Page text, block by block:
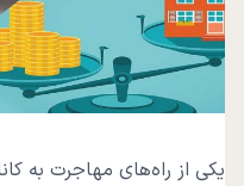
یکی از راه‌های مهاجرت به